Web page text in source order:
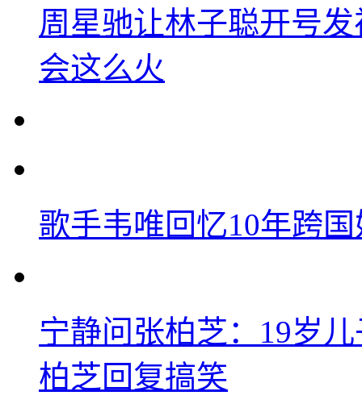
周星驰让林子聪开号
会这么火
歌手韦唯回忆10年跨
宁静问张柏芝：19岁
柏芝回复搞笑